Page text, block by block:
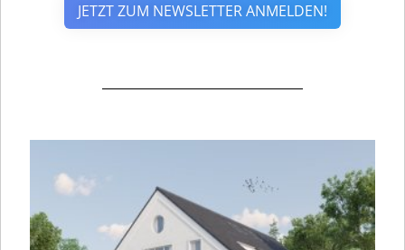
JETZT ZUM NEWSLETTER ANMELDEN!